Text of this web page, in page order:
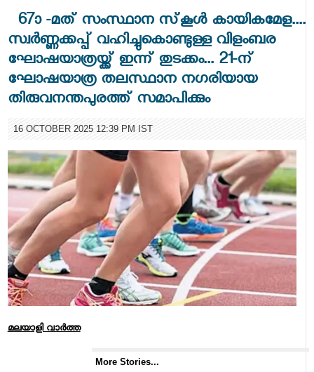
67ാ -മത് സംസ്ഥാന സ്‌കൂള്‍ കായികമേള....
സ്വര്‍ണ്ണക്കപ്പ് വഹിച്ചുകൊണ്ടുള്ള വിളംബര
ഘോഷയാത്രയ്ക്ക് ഇന്ന് തുടക്കം‌... 21-ന്
ഘോഷയാത്ര തലസ്ഥാന നഗരിയായ
തിരുവനന്തപുരത്ത് സമാപിക്കും
16 OCTOBER 2025 12:39 PM IST
മലയാളി വാര്‍ത്ത
More Stories...